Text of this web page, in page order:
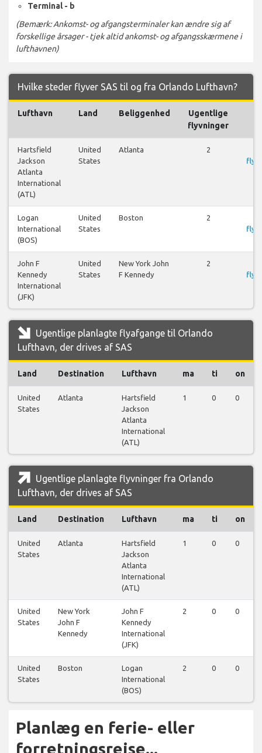
Terminal - b
(Bemærk: Ankomst- og afgangsterminaler kan ændre sig af
forskellige årsager - tjek altid ankomst- og afgangsskærmene i
lufthavnen)
Hvilke steder flyver SAS til og fra Orlando Lufthavn?
Lufthavn Land Beliggenhed
Ugentlige
flyvninger
Hartsfield
Jackson
Atlanta
International
(ATL)
United
States
Atlanta 2
Logan
International
(BOS)
United
States
Boston 2
John F
Kennedy
International
(JFK)
United
States
New York John
F Kennedy
2
Ugentlige planlagte flyafgange til Orlando
Lufthavn, der drives af SAS
Land Destination Lufthavn ma ti on
United
States
Atlanta
Hartsfield
Jackson
Atlanta
International
(ATL)
1 0 0
Ugentlige planlagte flyvninger fra Orlando
Lufthavn, der drives af SAS
Land Destination Lufthavn ma ti on
United
States
Atlanta
Hartsfield
Jackson
Atlanta
International
(ATL)
1 0 0
United
States
New York
John F
Kennedy
John F
Kennedy
International
(JFK)
2 0 0
United
States
Boston
Logan
International
(BOS)
2 0 0
Planlæg en ferie- eller
forretningsrejse...